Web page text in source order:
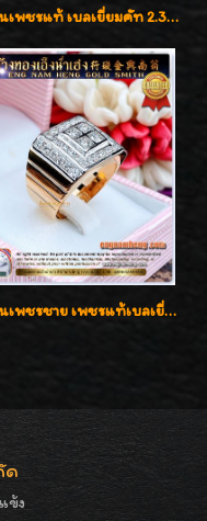
แหวนเพชรแท้ เบลเยี่ยมคัท 2.39 กะรัต น้ำ 98 F-Color/VVS ดีไซน์หน้ากว้างหรูเต็มนิ้ว
แหวนเพชรชาย เพชรแท้เบลเยี่ยมคัท น้ำ100% D-Color/VVS 2.46 กะรัต
ด
ข้ง